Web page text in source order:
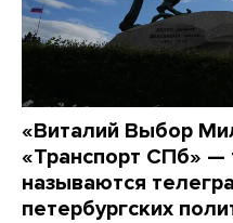
«Виталий Выбор
«Транспорт СПб» —
называются
петербургских